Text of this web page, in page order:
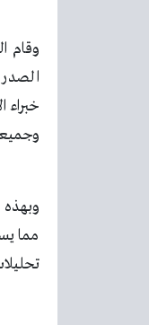
وقام
خبراء
مما